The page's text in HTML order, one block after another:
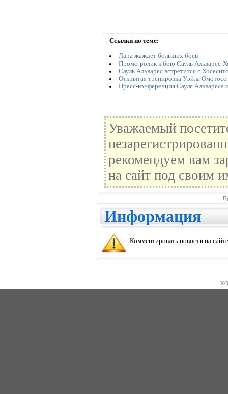
Ссылки по теме:
Лара жаждет больших боев
Промо-ролик к бою Сауль Альварес-
Сауль Альварес встретится с
Открытая тренировка Уэйла Омотосо
Пресс-конференция Сауля Альвареса
Уважаемый
рекомендуем вам
на сайт под своим
Информация
Комментировать новости на